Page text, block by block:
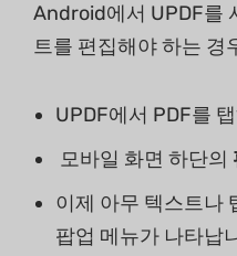
Android에서 UPDF를
트를 편집해야 하는 경
UPDF에서 PDF를
모바일 화면 하단의
이제 아무 텍스트나
팝업 메뉴가 나타납